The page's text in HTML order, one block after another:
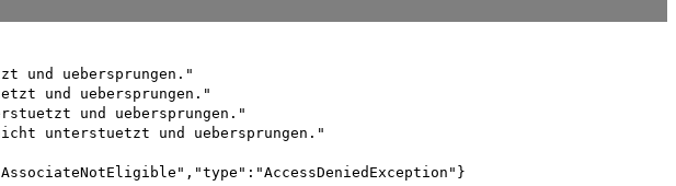
und uebersprungen."
und uebersprungen."
und uebersprungen."
unterstuetzt und uebersprungen."